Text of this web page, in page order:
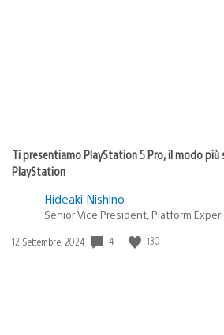
Ti presentiamo PlayStation 5 Pro, il modo
PlayStation
Hideaki Nishino
Senior Vice President, Platform
Data
12 Settembre, 2024 4 130